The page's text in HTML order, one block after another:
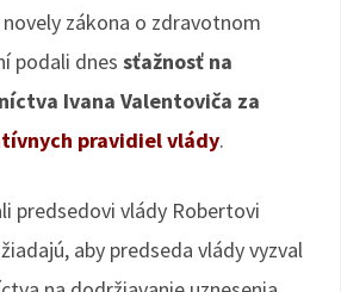
o e
novely zákona o zdravotnom
podali dnes sťažnosť na
Ivana Valentoviča za
pravidiel vlády.
predsedovi vlády Robertovi
aby predseda vlády vyzval